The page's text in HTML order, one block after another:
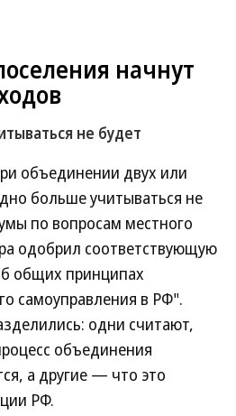
начнут
не будет
объединении двух или
больше учитываться не
по вопросам местного
одобрил соответствующую
общих принципах
самоуправления в РФ".
одни считают,
объединения
а другие — что это
РФ.